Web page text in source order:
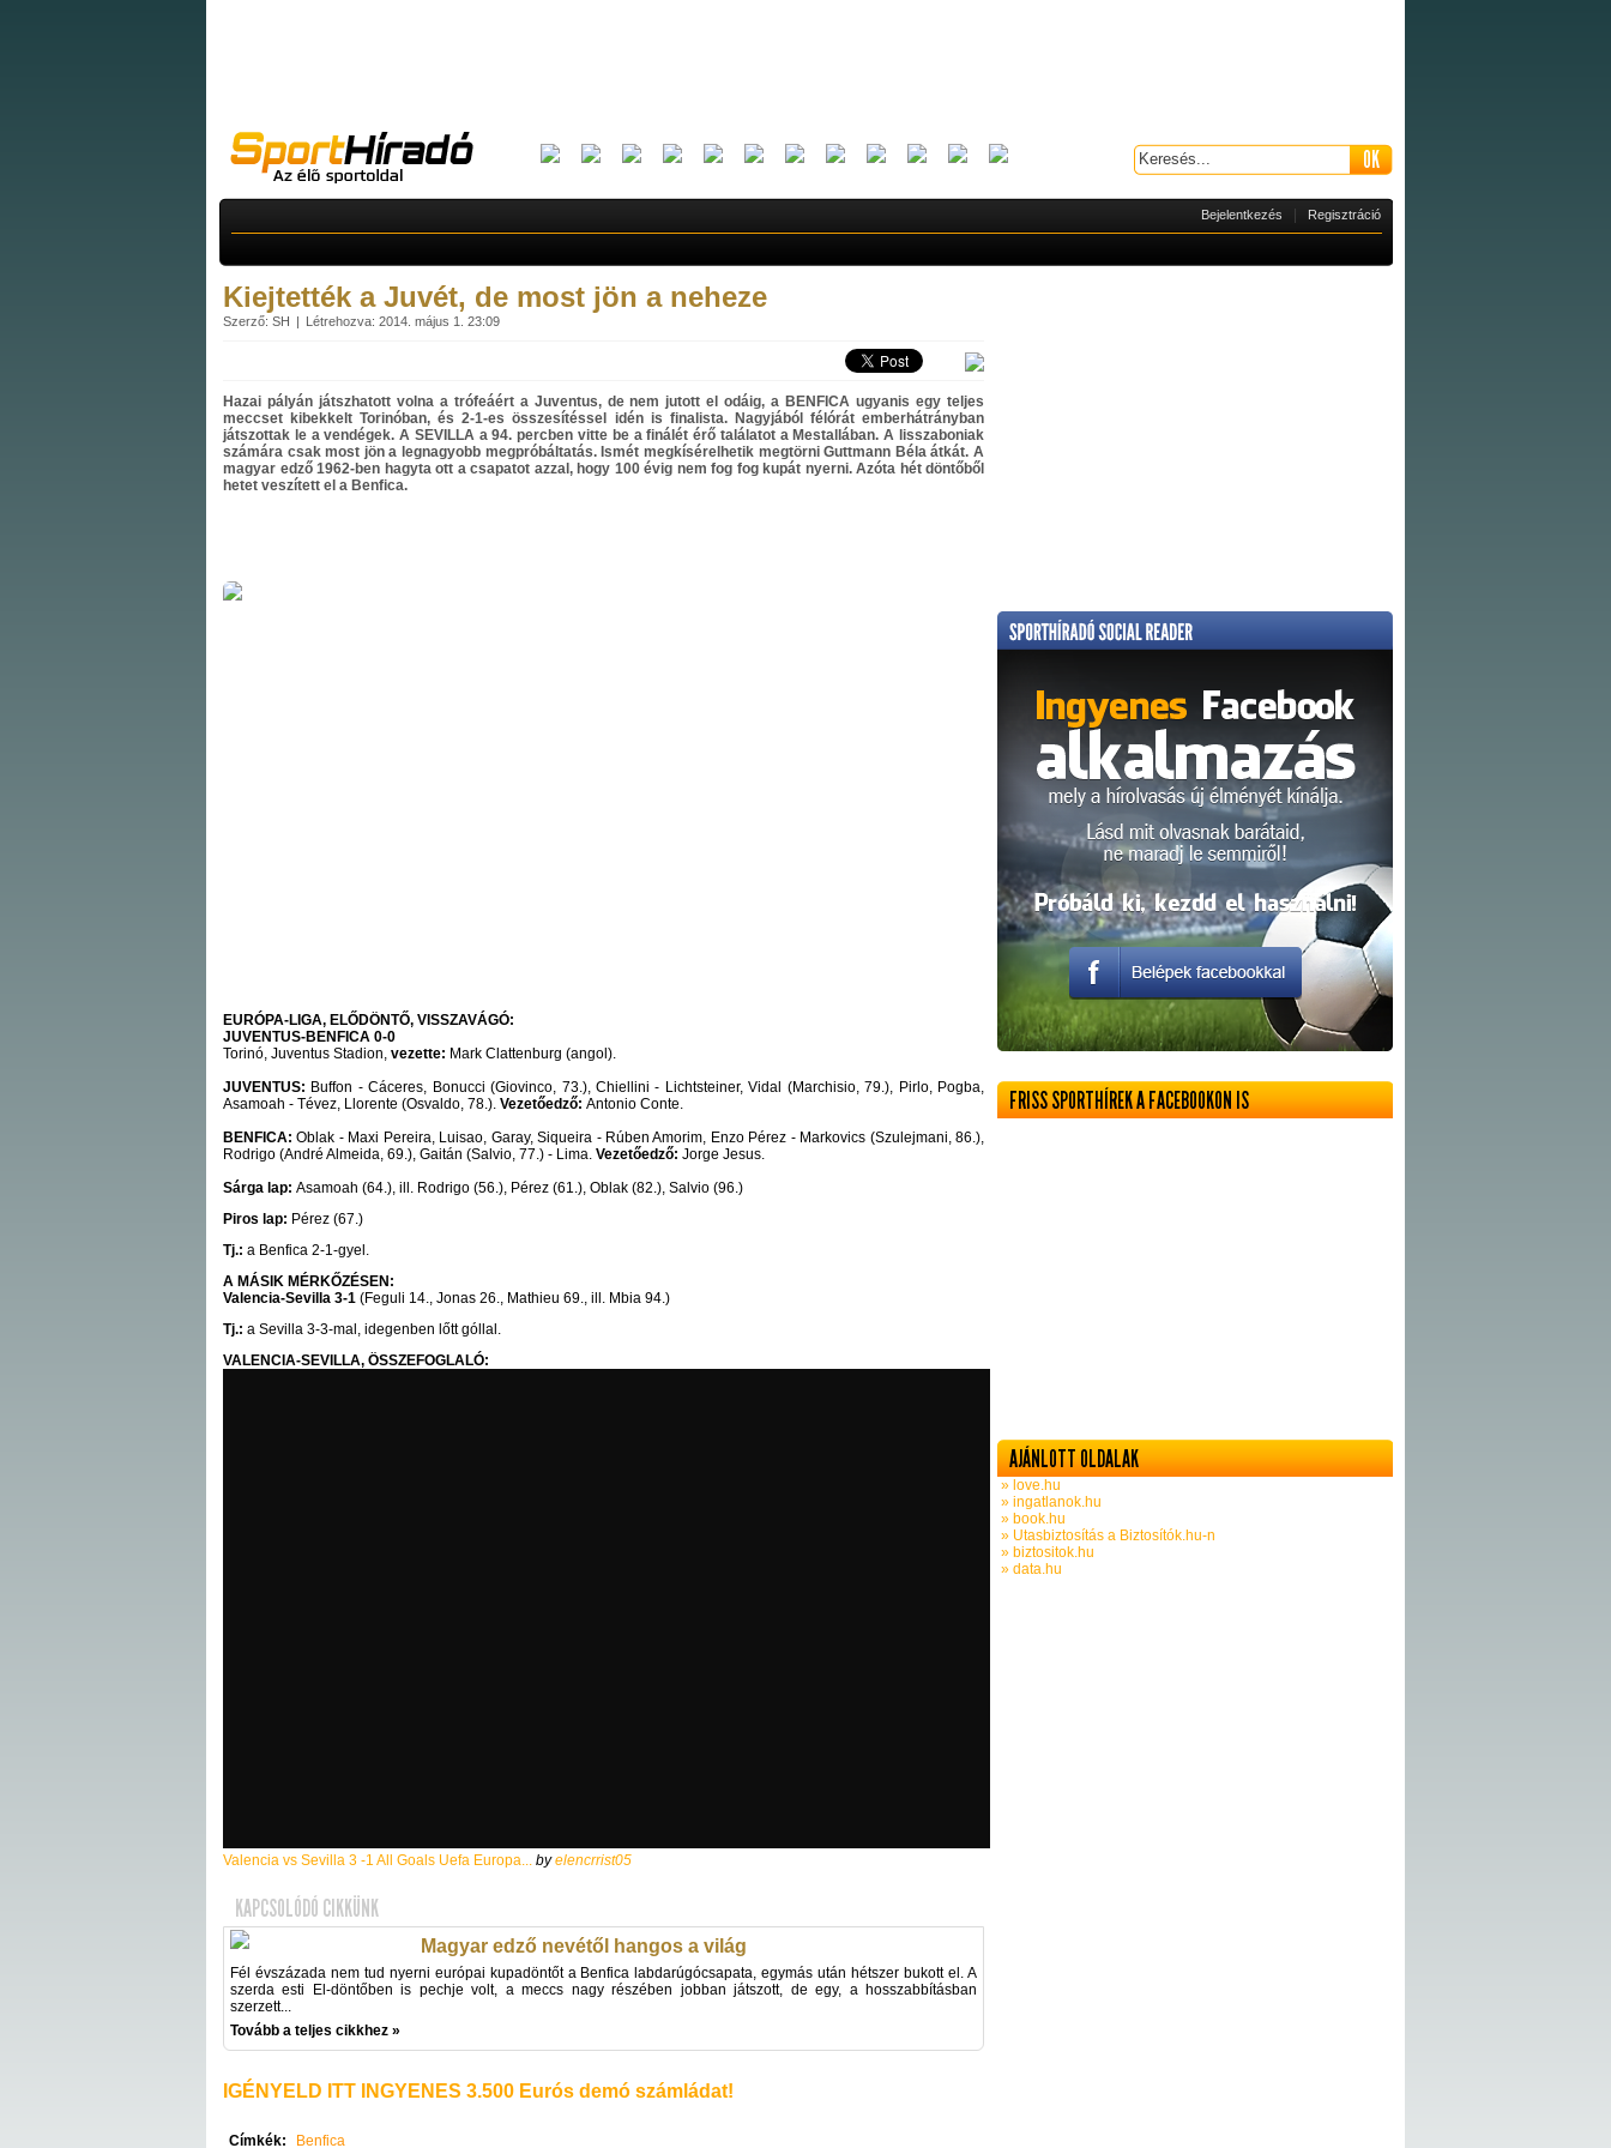
Bejelentkezés Regisztráció
Kiejtették a Juvét, de most jön a neheze
Szerző: SH Létrehozva: 2014. május 1. 23:09
Hazai pályán játszhatott volna a trófeáért a Juventus, de nem jutott el odáig, a BENFICA ugyanis egy teljes
meccset kibekkelt Torinóban, és 2-1-es összesítéssel idén is finalista. Nagyjából félórát emberhátrányban
játszottak le a vendégek. A SEVILLA a 94. percben vitte be a finálét érő találatot a Mestallában. A lisszaboniak
számára csak most jön a legnagyobb megpróbáltatás. Ismét megkísérelhetik megtörni Guttmann Béla átkát. A
magyar edző 1962-ben hagyta ott a csapatot azzal, hogy 100 évig nem fog fog kupát nyerni. Azóta hét döntőből
hetet veszített el a Benfica.
EURÓPA-LIGA, ELŐDÖNTŐ, VISSZAVÁGÓ:
JUVENTUS-BENFICA 0-0
Torinó, Juventus Stadion, vezette: Mark Clattenburg (angol).
JUVENTUS: Buffon - Cáceres, Bonucci (Giovinco, 73.), Chiellini - Lichtsteiner, Vidal (Marchisio, 79.), Pirlo, Pogba,
Asamoah - Tévez, Llorente (Osvaldo, 78.). Vezetőedző: Antonio Conte.
BENFICA:Oblak - Maxi Pereira, Luisao, Garay, Siqueira - Rúben Amorim, Enzo Pérez - Markovics (Szulejmani, 86.),
Rodrigo (André Almeida, 69.), Gaitán (Salvio, 77.) - Lima. Vezetőedző: Jorge Jesus.
Sárga lap: Asamoah (64.), ill. Rodrigo (56.), Pérez (61.), Oblak (82.), Salvio (96.)
Piros lap: Pérez (67.)
Tj.: a Benfica 2-1-gyel.
A MÁSIK MÉRKŐZÉSEN:
Valencia-Sevilla 3-1 (Feguli 14., Jonas 26., Mathieu 69., ill. Mbia 94.)
Tj.: a Sevilla 3-3-mal, idegenben lőtt góllal.
VALENCIA-SEVILLA, ÖSSZEFOGLALÓ:
Valencia vs Sevilla 3 -1 All Goals Uefa Europa... byelencrrist05
KAPCSOLÓDÓ CIKKÜNK
Magyar edző nevétől hangos a világ
Fél évszázada nem tud nyerni európai kupadöntőt a Benfica labdarúgócsapata, egymás után hétszer bukott el. A
szerda esti El-döntőben is pechje volt, a meccs nagy részében jobban játszott, de egy, a hosszabbításban
szerzett...
Tovább a teljes cikkhez »
IGÉNYELD ITT INGYENES 3.500 Eurós demó számládat!
Címkék: Benfica
FRISS SPORTHÍREK A FACEBOOKON IS
AJÁNLOTT OLDALAK
» love.hu
» ingatlanok.hu
» book.hu
» Utasbiztosítás a Biztosítók.hu-n
» biztositok.hu
» data.hu